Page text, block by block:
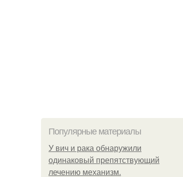
Популярные материалы
У вич и рака обнаружили
одинаковый препятствующий
лечению механизм.